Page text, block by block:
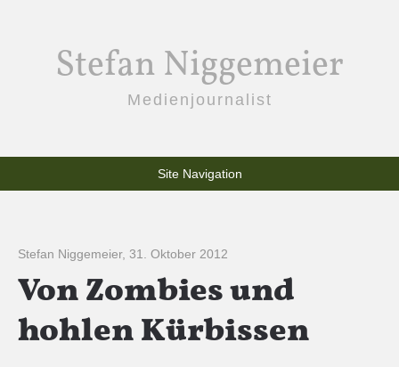
Stefan Niggemeier
Medienjournalist
Site Navigation
Stefan Niggemeier, 31. Oktober 2012
Von Zombies und
hohlen Kürbissen